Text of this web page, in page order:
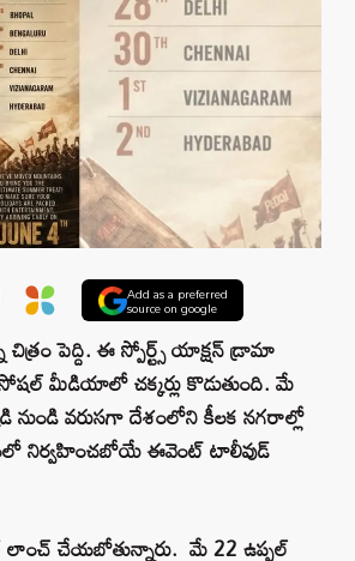
Add as a preferred
source on google
పెద్ది. ఈ స్పోర్ట్స్ యాక్షన్ డ్రామా
సోషల్ మీడియాలో చక్కర్లు కొడుతుంది. మే
నుండి వరుసగా దేశంలోని కీలక నగరాల్లో
నిర్వహించబోయే ఈవెంట్ టాలీవుడ్
లాంచ్ చేయబోతున్నారు. మే 22 ఉప్పల్